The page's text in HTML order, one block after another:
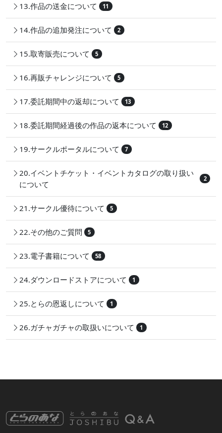
13.作品の送金について 11
14.作品の追加発注について 2
15.取寄販売について 5
16.再販チャレンジについて 5
17.委託期間中の返却について 13
18.委託期間経過後の作品の返本について 12
19.サークルポータルについて 7
20.イベントチケット・イベントカタログの取り扱い
について
2
21.サークル優待について 5
22.その他のご質問 5
23.電子書籍について 58
24.ダウンロードストアについて 1
25.とらの恩返しについて 1
26.ガチャガチャの取扱いについて 1